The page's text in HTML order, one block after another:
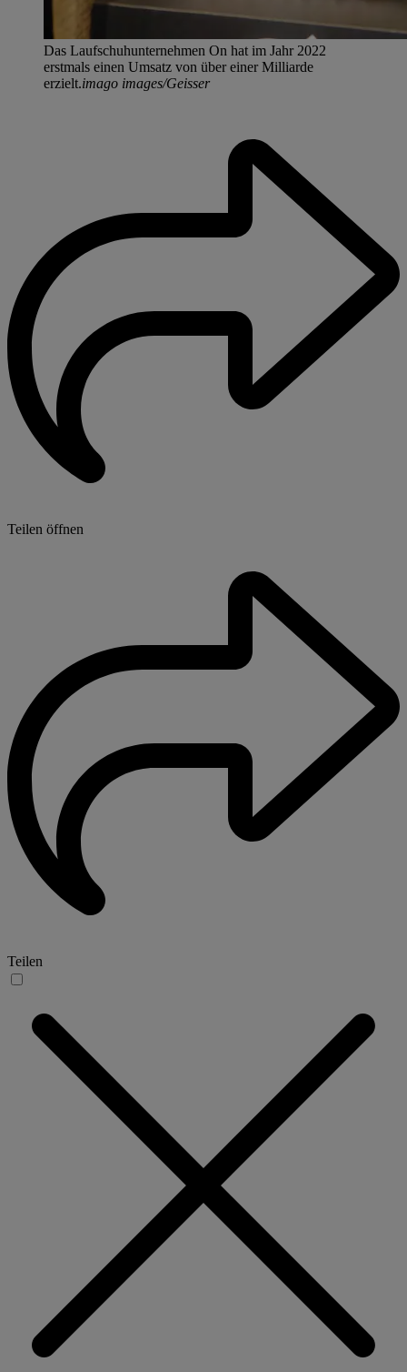
Das Laufschuhunternehmen On hat im Jahr 2022
erstmals einen Umsatz von über einer Milliarde
erzielt.imago images/Geisser
Teilen öffnen
Teilen